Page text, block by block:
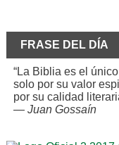
FRASE DEL DÍA
“La Biblia es el
solo por su valor
por su calidad
— Juan Gossaín